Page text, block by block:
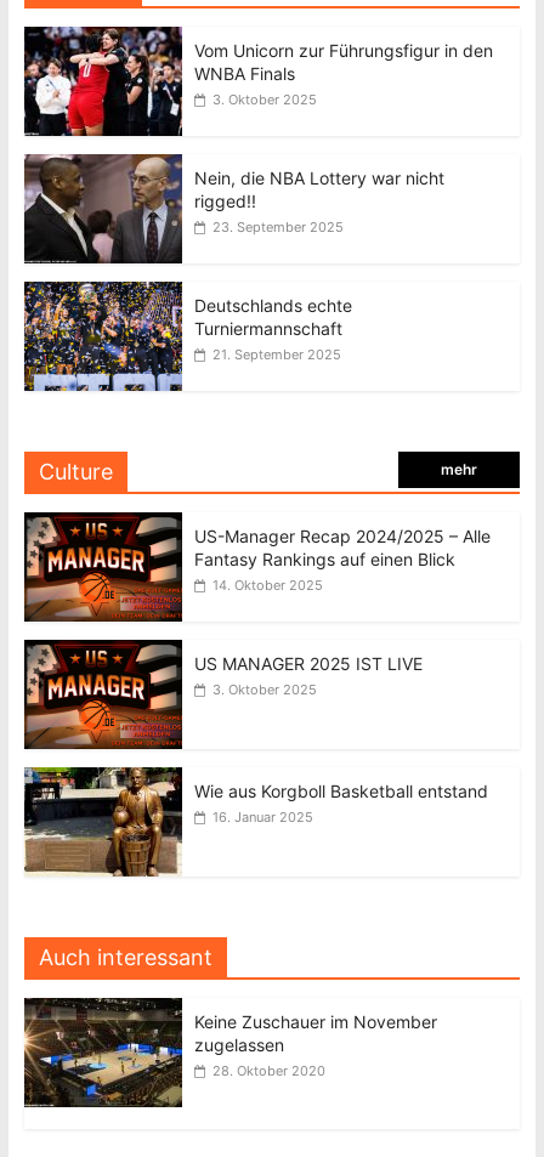
Vom Unicorn zur Führungsfigur in den
WNBA Finals
3. Oktober 2025
Nein, die NBA Lottery war nicht
rigged!!
23. September 2025
Deutschlands echte
Turniermannschaft
21. September 2025
Culture mehr
US-Manager Recap 2024/2025 – Alle
Fantasy Rankings auf einen Blick
14. Oktober 2025
US MANAGER 2025 IST LIVE
3. Oktober 2025
Wie aus Korgboll Basketball entstand
16. Januar 2025
Auch interessant
Keine Zuschauer im November
zugelassen
28. Oktober 2020